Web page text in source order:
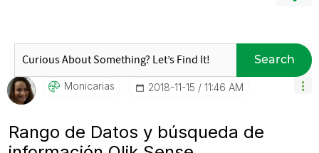
Search
Monicarias ‎2018-11-15 11:46 AM
Rango de Datos y búsqueda de